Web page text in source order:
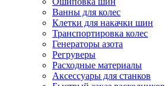
Ванны для колес
Клетки для накачки шин
Транспортировка колес
Генераторы азота
Регруверы
Расходные материалы
Аксессуары для станков